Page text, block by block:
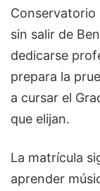
Conservatorio
sin salir de
dedicarse
prepara la
a cursar el
que elijan.
La matrícula
aprender